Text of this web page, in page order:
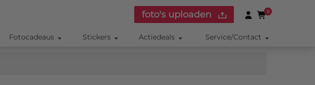
foto's uploaden 0
Fotocadeaus Stickers Actiedeals Service/Contact